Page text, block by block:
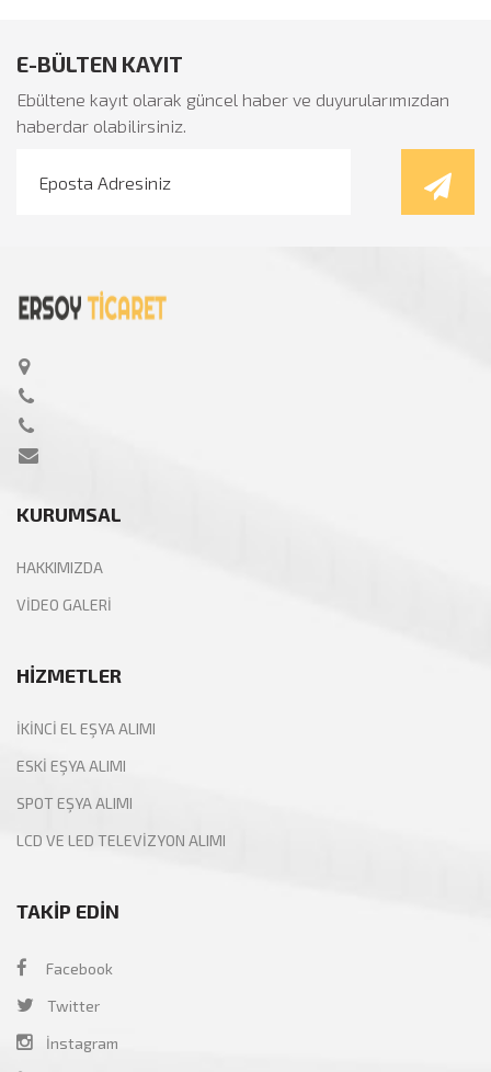
E-BÜLTEN KAYIT
Ebültene kayıt olarak güncel haber ve duyurularımızdan
haberdar olabilirsiniz.
KURUMSAL
HİZMETLER
İKİNCİ EL EŞYA ALIMI
ESKİ EŞYA ALIMI
SPOT EŞYA ALIMI
TAKİP EDİN
İnstagram